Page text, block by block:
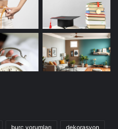
burç yorumları dekorasyon